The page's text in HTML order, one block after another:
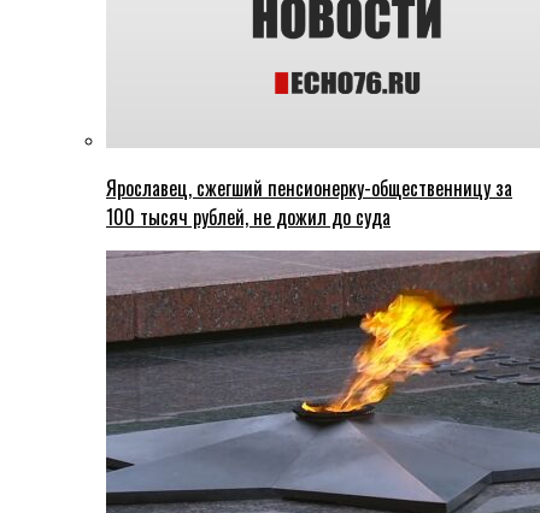
Ярославец, сжегший пенсионерку-общественницу за
100 тысяч рублей, не дожил до суда